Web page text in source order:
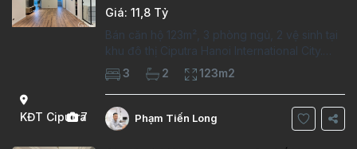
KĐT Ciputra
7
Giá: 11,8 Tỷ
Bán căn hộ 123m², 3 phòng ngủ, 2 vệ sinh tại
khu đô thị Ciputra Hanoi International City.
Căn hộ đã sửa mới kỹ, chất lượng cao, sàn
gỗ, bếp hiện đại, không gian thoáng sáng.
Thông tin căn hộ: Diện tích:
3 2 123m2
Phạm Tiến Long